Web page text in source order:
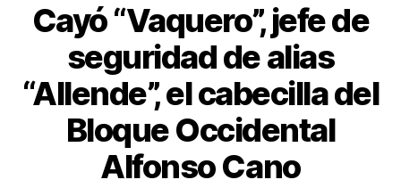
Cayó “Vaquero”, jefe de
seguridad de alias
“Allende”, el cabecilla del
Bloque Occidental
Alfonso Cano